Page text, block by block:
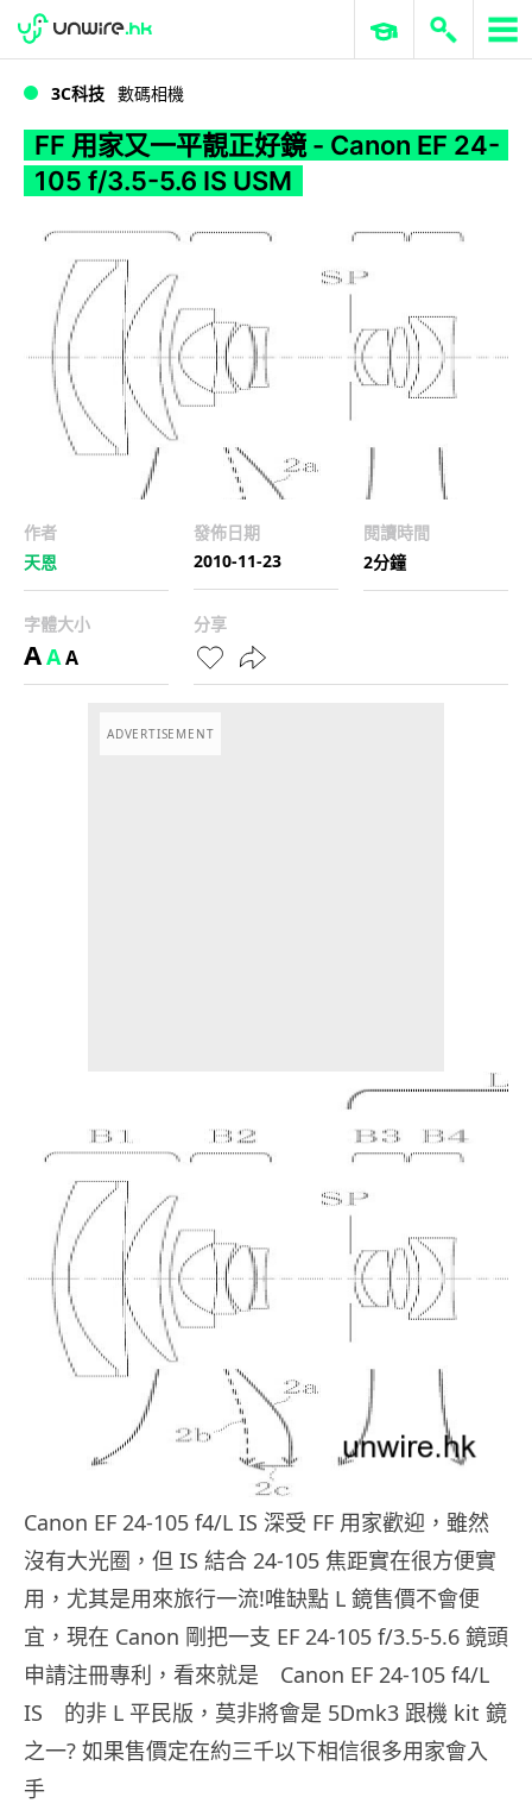
WWDC 2026 ERP 與商業 AI
3C科技 數碼相機
FF 用家又一平靚正好鏡 - Canon EF 24-
105 f/3.5-5.6 IS USM
作者
天恩
發佈日期
2010-11-23
閱讀時間
2分鐘
字體大小
AAA
分享
ADVERTISEMENT
Canon EF 24-105 f4/L IS 深受 FF 用家歡迎，雖然
沒有大光圈，但 IS 結合 24-105 焦距實在很方便實
用，尤其是用來旅行一流!唯缺點 L 鏡售價不會便
宜，現在 Canon 剛把一支 EF 24-105 f/3.5-5.6 鏡頭
申請注冊專利，看來就是 Canon EF 24-105 f4/L
IS 的非 L 平民版，莫非將會是 5Dmk3 跟機 kit 鏡
之一? 如果售價定在約三千以下相信很多用家會入
手